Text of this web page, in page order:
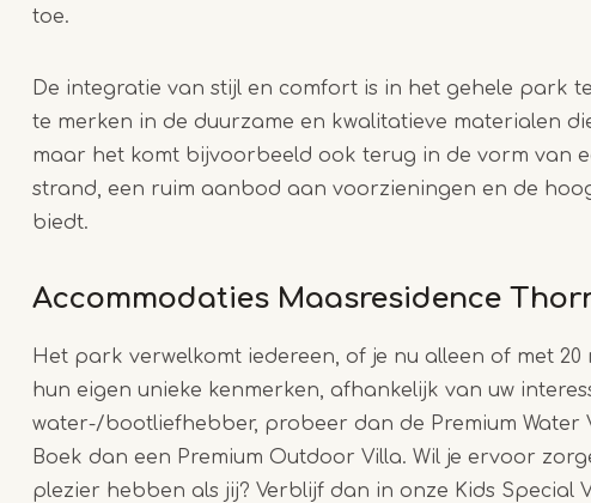
toe.
De integratie van stijl en comfort is in het gehele park
te merken in de duurzame en kwalitatieve materialen
maar het komt bijvoorbeeld ook terug in de vorm van
strand, een ruim aanbod aan voorzieningen en de
biedt.
Accommodaties Maasresidence
Het park verwelkomt iedereen, of je nu alleen of met 20
hun eigen unieke kenmerken, afhankelijk van uw
water-/bootliefhebber, probeer dan de Premium Water
Boek dan een Premium Outdoor Villa. Wil je ervoor
plezier hebben als jij? Verblijf dan in onze Kids Special